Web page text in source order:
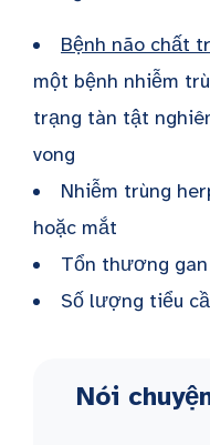
Bệnh não chất
một bệnh nhiễm
trạng tàn tật
vong
Nhiễm trùng
hoặc mắt
Tổn thương gan
Số lượng tiểu
Nói